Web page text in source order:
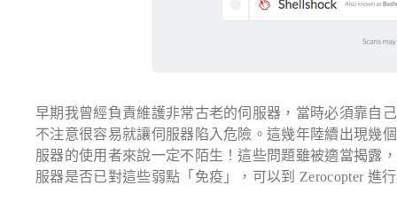
早期我曾經負責維護非常古老的伺服器，當時必須靠自
不注意很容易就讓伺服器陷入危險。這幾年陸續出現幾
服器的使用者來說一定不陌生！這些問題雖被適當揭露
服器是否已對這些弱點「免疫」，可以到 Zerocopter 進行